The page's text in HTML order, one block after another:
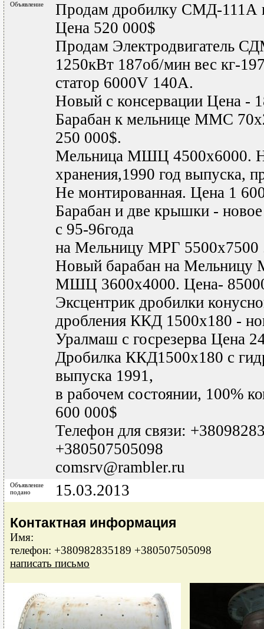
Объявление
Продам дробилку СМД-111А
Цена 520 000$
Продам Электродвигатель
1250кВт 187об/мин вес кг-
статор 6000V 140А.
Новый с консервации Цена -
Барабан к мельнице ММС
250 000$.
Мельница МШЦ 4500x6000.
хранения,1990 год выпуска,
Не монтированная. Цена 1
Барабан и две крышки -
с 95-96года
на Мельницу МРГ 5500x7500
Новый барабан на
МШЦ 3600x4000. Цена-
Эксцентрик дробилки
дробления ККД 1500x180 -
Уралмаш с госрезерва Цена
Дробилка ККД1500x180 с
выпуска 1991,
в рабочем состоянии, 100%
600 000$
Телефон для связи:
+380507505098
comsrv@rambler.ru
Объявление
подано
15.03.2013
Контактная информация
Имя:
телефон: +380982835189 +380507505098
написать письмо